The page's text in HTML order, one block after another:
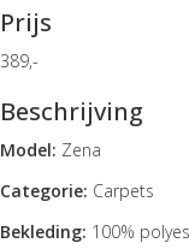
Prijs
389,-
Beschrijving
Model: Zena
Categorie: Carpets
Bekleding: 100%